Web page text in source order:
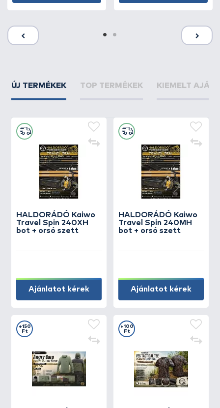
ÚJ TERMÉKEK TOP TERMÉKEK KIEMELT
HALDORÁDÓ Kaiwo
Travel Spin 240XH
bot + orsó szett
Ajánlatot kérek
HALDORÁDÓ Kaiwo
Travel Spin 240MH
bot + orsó szett
Ajánlatot kérek
+150
Ft
+100
Ft